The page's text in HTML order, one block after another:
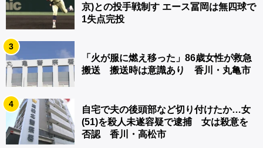
京)との投手戦制す エース冨岡は無四球で
1失点完投
3
「火が服に燃え移った」86歳女性が救急
搬送 搬送時は意識あり 香川・丸亀市
4
自宅で夫の後頭部など切り付けたか…女
(51)を殺人未遂容疑で逮捕 女は殺意を
否認 香川・高松市